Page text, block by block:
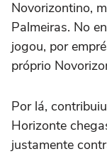
Novorizontino,
Palmeiras. No
jogou, por
próprio
Por lá,
Horizonte
justamente